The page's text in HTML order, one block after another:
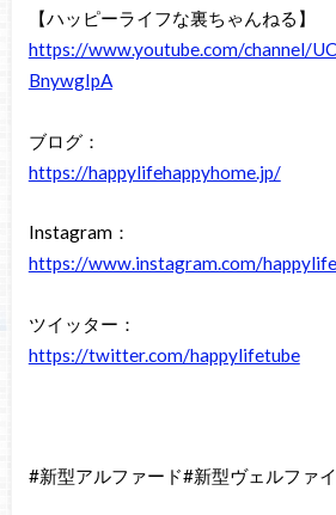
【ハッピーライフな裏ちゃんねる】
https://www.youtube.com/channel/
BnywgIpA
ブログ：
https://happylifehappyhome.jp/
Instagram：
https://www.instagram.com/
ツイッター：
https://twitter.com/happylifetube
#新型アルファード#新型ヴェルファ